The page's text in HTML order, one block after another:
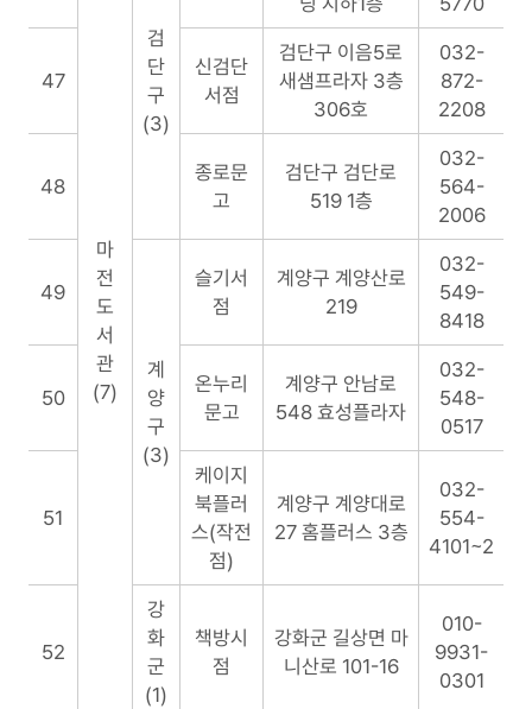
마
전
도
서
관
(7)
검
단
구
(3)
47
신검단
서점
검단구 이음5로
새샘프라자 3층
306호
032-
872-
2208
48
종로문
고
검단구 검단로
519 1층
032-
564-
2006
49
계
양
구
(3)
슬기서
점
계양구 계양산로
219
032-
549-
8418
50
온누리
문고
계양구 안남로
548 효성플라자
032-
548-
0517
51
케이지
북플러
스(작전
점)
계양구 계양대로
27 홈플러스 3층
032-
554-
4101~2
52
강
화
군
(1)
책방시
점
강화군 길상면 마
니산로 101-16
010-
9931-
0301